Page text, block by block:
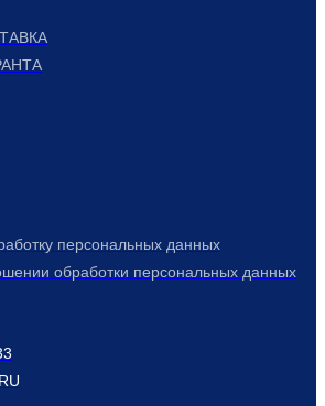
персональных данных
обработки персональных данных